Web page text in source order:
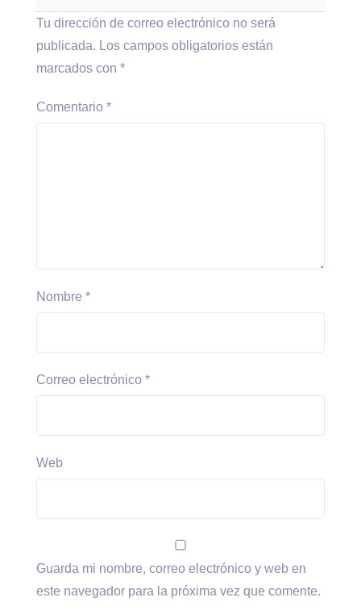
Tu dirección de correo electrónico no será
publicada. Los campos obligatorios están
marcados con *
Comentario *
Nombre *
Correo electrónico *
Web
Guarda mi nombre, correo electrónico y web en
este navegador para la próxima vez que comente.